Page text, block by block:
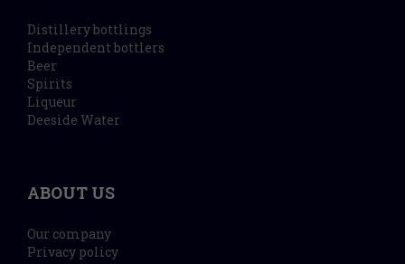
Distillery bottlings
Independent bottlers
Beer
Spirits
Liqueur
Deeside Water
ABOUT US
Our company
Privacy policy